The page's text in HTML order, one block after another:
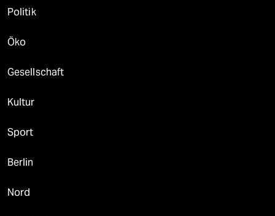
Politik
Öko
Gesellschaft
Kultur
Sport
Berlin
Nord